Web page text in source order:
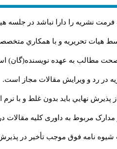
فرمت نشريه را دارا نباشد در
هیات تحريريه و با همکاري
مطالب به عهده نويسنده(گان)
در رد و ويرايش مقالات مجاز است.
پذيرش نهايي باید بدون غلط و با نرم
مربوط به داوری کلیه مقالات
شیوه نامه فوق موجب تأخیر در